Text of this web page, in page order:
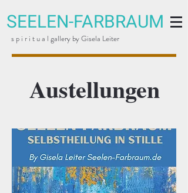
SEELEN-FARBRAUM
s p i r i t u a l gallery by Gisela Leiter
Austellungen